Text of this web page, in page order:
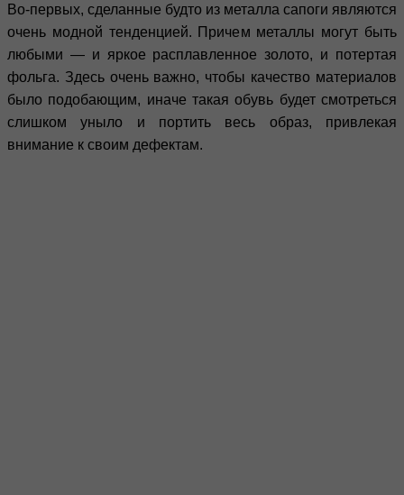
Во-первых, сделанные будто из металла сапоги являются
очень модной тенденцией. Причем металлы могут быть
любыми — и яркое расплавленное золото, и потертая
фольга. Здесь очень важно, чтобы качество материалов
было подобающим, иначе такая обувь будет смотреться
слишком уныло и портить весь образ, привлекая
внимание к своим дефектам.